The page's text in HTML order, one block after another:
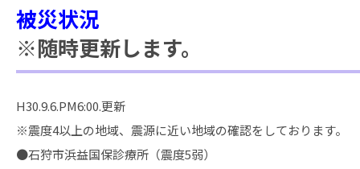
被災状況
※随時更新します。
H30.9.6.PM6:00.更新
※震度4以上の地域、震源に近い地域の確認をしております。
●石狩市浜益国保診療所（震度5弱）